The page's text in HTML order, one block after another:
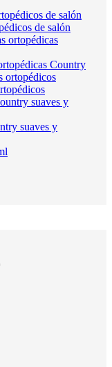
de salón
Country
suaves y